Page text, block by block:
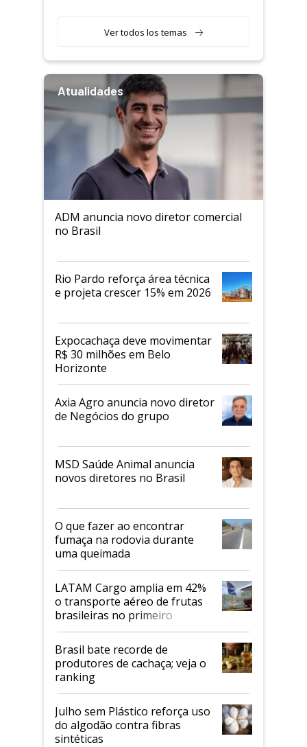
Ver todos los temas
Atualidades
ADM anuncia novo diretor comercial
no Brasil
Rio Pardo reforça área técnica
e projeta crescer 15% em 2026
Expocachaça deve movimentar
R$ 30 milhões em Belo
Horizonte
Axia Agro anuncia novo diretor
de Negócios do grupo
MSD Saúde Animal anuncia
novos diretores no Brasil
O que fazer ao encontrar
fumaça na rodovia durante
uma queimada
LATAM Cargo amplia em 42%
o transporte aéreo de frutas
brasileiras no primeiro
semestre
Brasil bate recorde de
produtores de cachaça; veja o
ranking
Julho sem Plástico reforça uso
do algodão contra fibras
sintéticas